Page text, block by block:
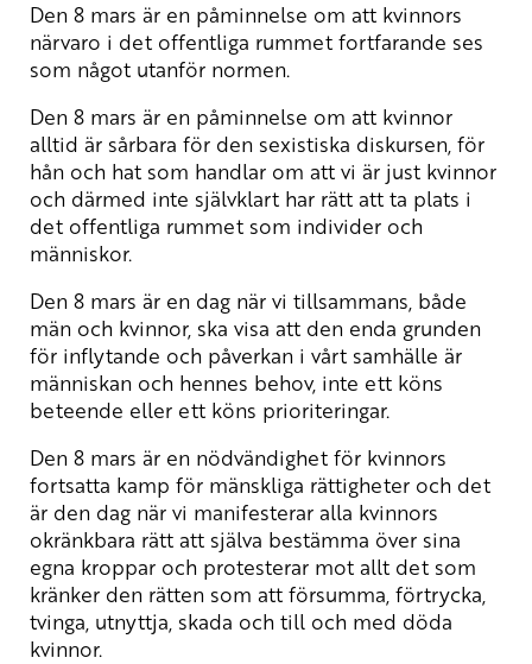
Den 8 mars är en påminnelse om att kvinnors
närvaro i det offentliga rummet fortfarande ses
som något utanför normen.
Den 8 mars är en påminnelse om att kvinnor
alltid är sårbara för den sexistiska diskursen, för
hån och hat som handlar om att vi är just kvinnor
och därmed inte självklart har rätt att ta plats i
det offentliga rummet som individer och
människor.
Den 8 mars är en dag när vi tillsammans, både
män och kvinnor, ska visa att den enda grunden
för inflytande och påverkan i vårt samhälle är
människan och hennes behov, inte ett köns
beteende eller ett köns prioriteringar.
Den 8 mars är en nödvändighet för kvinnors
fortsatta kamp för mänskliga rättigheter och det
är den dag när vi manifesterar alla kvinnors
okränkbara rätt att själva bestämma över sina
egna kroppar och protesterar mot allt det som
kränker den rätten som att försumma, förtrycka,
tvinga, utnyttja, skada och till och med döda
kvinnor.